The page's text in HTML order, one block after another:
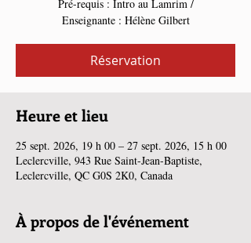
Pré-requis : Intro au Lamrim /
Enseignante : Hélène Gilbert
Réservation
Heure et lieu
25 sept. 2026, 19 h 00 – 27 sept. 2026, 15 h 00
Leclercville, 943 Rue Saint-Jean-Baptiste,
Leclercville, QC G0S 2K0, Canada
À propos de l'événement